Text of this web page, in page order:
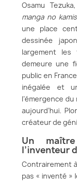
Osamu
manga no
une place
dessinée
largement
demeure une
public en
inégalée et
l’émergence
aujourd’hui.
créateur de
Un
l’inventeur
Contrairement
pas « inventé »